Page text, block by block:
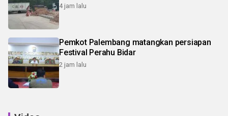
4 jam lalu
Pemkot Palembang matangkan persiapan
Festival Perahu Bidar
2 jam lalu